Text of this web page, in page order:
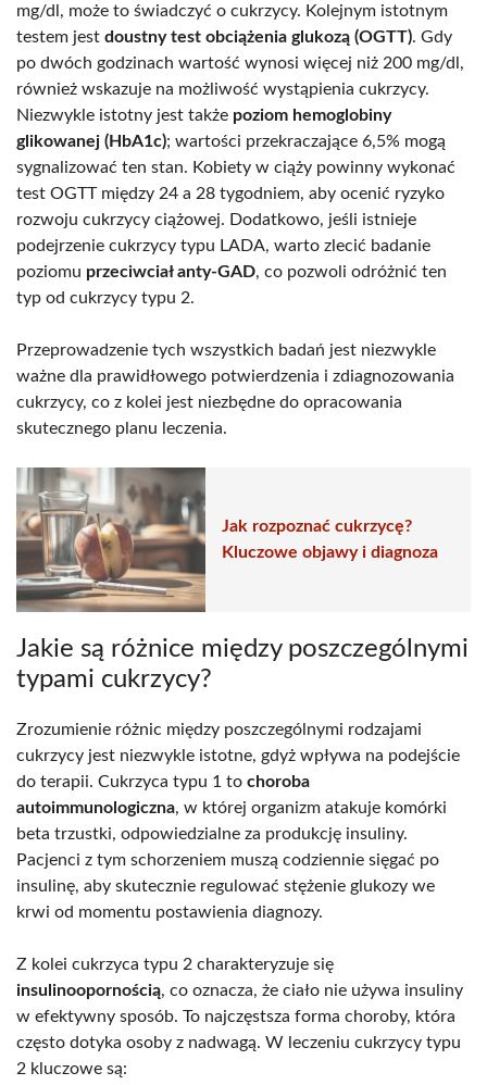
mg/dl, może to świadczyć o cukrzycy. Kolejnym istotnym
testem jest doustny test obciążenia glukozą (OGTT). Gdy
po dwóch godzinach wartość wynosi więcej niż 200 mg/dl,
również wskazuje na możliwość wystąpienia cukrzycy.
Niezwykle istotny jest także poziom hemoglobiny
glikowanej (HbA1c); wartości przekraczające 6,5% mogą
sygnalizować ten stan. Kobiety w ciąży powinny wykonać
test OGTT między 24 a 28 tygodniem, aby ocenić ryzyko
rozwoju cukrzycy ciążowej. Dodatkowo, jeśli istnieje
podejrzenie cukrzycy typu LADA, warto zlecić badanie
poziomu przeciwciał anty-GAD, co pozwoli odróżnić ten
typ od cukrzycy typu 2.
Przeprowadzenie tych wszystkich badań jest niezwykle
ważne dla prawidłowego potwierdzenia i zdiagnozowania
cukrzycy, co z kolei jest niezbędne do opracowania
skutecznego planu leczenia.
Jak rozpoznać cukrzycę?
Kluczowe objawy i diagnoza
Jakie są różnice między poszczególnymi
typami cukrzycy?
Zrozumienie różnic między poszczególnymi rodzajami
cukrzycy jest niezwykle istotne, gdyż wpływa na podejście
do terapii. Cukrzyca typu 1 to choroba
autoimmunologiczna, w której organizm atakuje komórki
beta trzustki, odpowiedzialne za produkcję insuliny.
Pacjenci z tym schorzeniem muszą codziennie sięgać po
insulinę, aby skutecznie regulować stężenie glukozy we
krwi od momentu postawienia diagnozy.
Z kolei cukrzyca typu 2 charakteryzuje się
insulinoopornością, co oznacza, że ciało nie używa insuliny
w efektywny sposób. To najczęstsza forma choroby, która
często dotyka osoby z nadwagą. W leczeniu cukrzycy typu
2 kluczowe są: